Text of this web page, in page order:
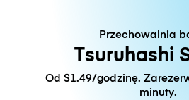
Przechowalnia
Tsuruhashi
Od $1.49/godzinę.
minuty.